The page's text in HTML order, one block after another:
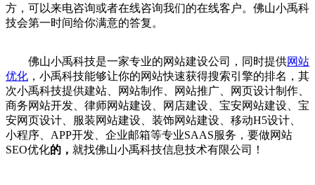
方，可以来电咨询或者在线咨询我们的在线客户。佛山小禹科
技会第一时间给你满意的答复。
佛山小禹科技是一家专业的网站建设公司 ，同时提供网站
优化 ， 小禹科技能够让你的网站快速获得搜索引擎的排名，其
次小禹科技提供建站、 网站制作 网站推广 网页设计制作
商务网站开发
律师网站建设 网店建设 宝安网站建设
宝
安网页设计
服装网站建设 装饰网站建设 移动H5设计
小程序
APP开发 企业邮箱等专业SAAS服务，要做网站
SEO优化的， 就找佛山小禹科技信息技术有限公司！